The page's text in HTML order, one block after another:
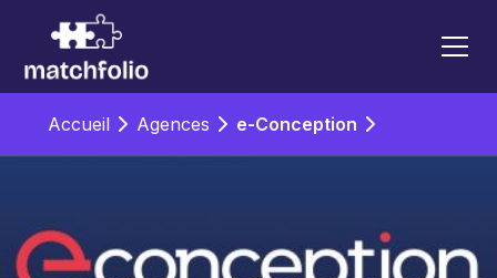
Accueil Agences e-Conception